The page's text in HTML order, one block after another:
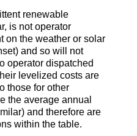
renewable
is not operator
on the weather or solar
and so will not
operator dispatched
levelized costs are
those for other
the average annual
and therefore are
within the table.